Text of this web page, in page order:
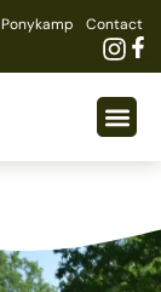
Ponykamp Contact